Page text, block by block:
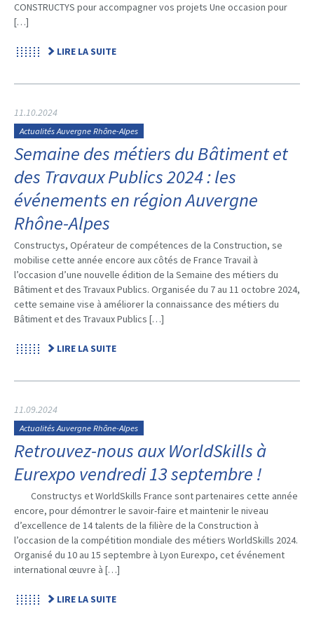
CONSTRUCTYS pour accompagner vos projets Une occasion pour
[…]
LIRE LA SUITE
11.10.2024
Actualités Auvergne Rhône-Alpes
Semaine des métiers du Bâtiment et
des Travaux Publics 2024 : les
événements en région Auvergne
Rhône-Alpes
Constructys, Opérateur de compétences de la Construction, se
mobilise cette année encore aux côtés de France Travail à
l’occasion d’une nouvelle édition de la Semaine des métiers du
Bâtiment et des Travaux Publics. Organisée du 7 au 11 octobre 2024,
cette semaine vise à améliorer la connaissance des métiers du
Bâtiment et des Travaux Publics […]
LIRE LA SUITE
11.09.2024
Actualités Auvergne Rhône-Alpes
Retrouvez-nous aux WorldSkills à
Eurexpo vendredi 13 septembre !
Constructys et WorldSkills France sont partenaires cette année
encore, pour démontrer le savoir-faire et maintenir le niveau
d’excellence de 14 talents de la filière de la Construction à
l’occasion de la compétition mondiale des métiers WorldSkills 2024.
Organisé du 10 au 15 septembre à Lyon Eurexpo, cet événement
international œuvre à […]
LIRE LA SUITE